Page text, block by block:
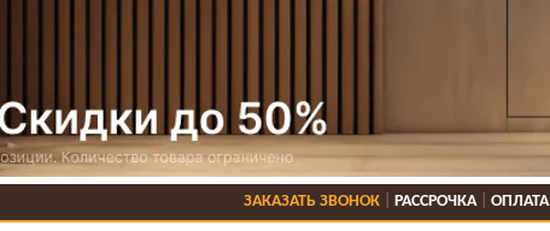
ЗАКАЗАТЬ ЗВОНОК РАССРОЧКА ОПЛАТА